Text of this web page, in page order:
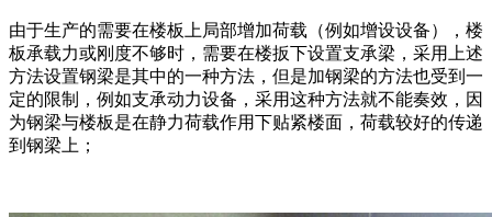
由于生产的需要在楼板上局部增加荷载（例如增设设备），楼
板承载力或刚度不够时，需要在楼扳下设置支承梁，采用上述
方法设置钢梁是其中的一种方法，但是加钢梁的方法也受到一
定的限制，例如支承动力设备，采用这种方法就不能奏效，因
为钢梁与楼板是在静力荷载作用下贴紧楼面，荷载较好的传递
到钢梁上；